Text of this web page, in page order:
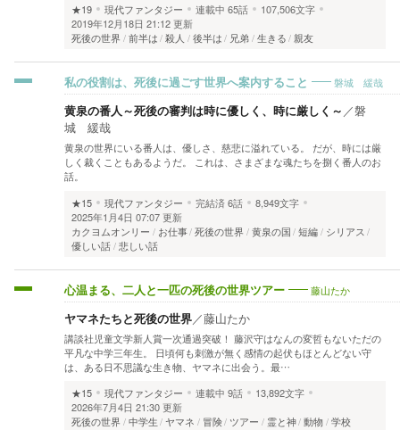
★19
現代ファンタジー 連載中 65話
107,506文字
2019年12月18日 21:12 更新
死後の世界
前半は 殺人 後半は 兄弟 生きる 親友
私の役割は、死後に過ごす世界へ案内すること 磐城 緩哉
黄泉の番人～死後の審判は時に優しく、時に厳しく～ ／磐
城 緩哉
黄泉の世界にいる番人は、優しさ、慈悲に溢れている。 だが、時には厳
しく裁くこともあるようだ。 これは、さまざまな魂たちを捌く番人のお
話。
★15
現代ファンタジー 完結済6話
8,949文字
2025年1月4日 07:07 更新
カクヨムオンリー
お仕事 死後の世界 黄泉の国 短編
シリアス
優しい話 悲しい話
心温まる、二人と一匹の死後の世界ツアー 藤山たか
ヤマネたちと死後の世界／藤山たか
講談社児童文学新人賞一次通過突破！ 藤沢守はなんの変哲もないただの
平凡な中学三年生。 日頃何も刺激が無く感情の起伏もほとんどない守
は、ある日不思議な生き物、ヤマネに出会う。最…
★15
現代ファンタジー 連載中 9話
13,892文字
2026年7月4日 21:30 更新
死後の世界
中学生 ヤマネ 冒険 ツアー 霊と神 動物 学校